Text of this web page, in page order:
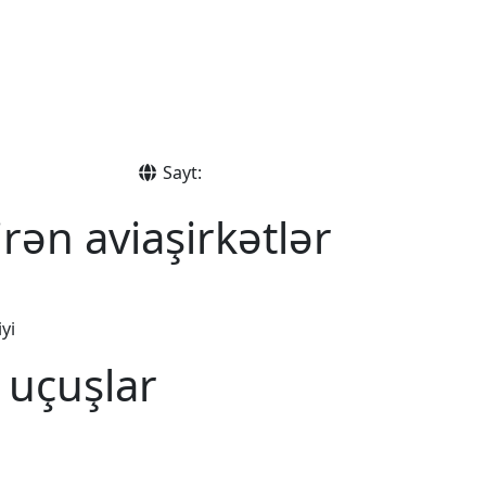
Sayt:
aviaşirkətlər